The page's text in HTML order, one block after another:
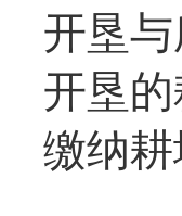
开垦
开垦
缴纳